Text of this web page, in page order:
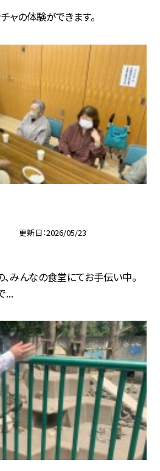
ャの体験ができます。
更新日 2026/05/23
みんなの食堂にてお手伝い中。
...